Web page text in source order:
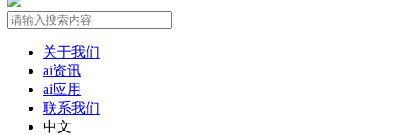
关于我们
ai资讯
ai应用
联系我们
中文